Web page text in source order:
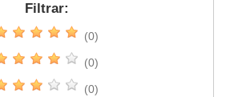
Filtrar:
(0)
(0)
(0)